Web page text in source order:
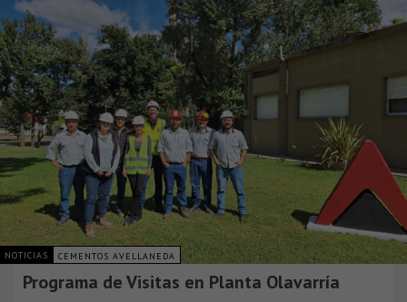
NOTICIAS CEMENTOS AVELLANEDA
Programa de Visitas en Planta Olavarría